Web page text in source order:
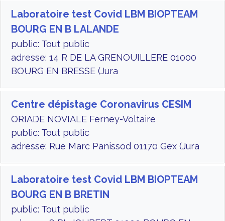
Laboratoire test Covid LBM BIOPTEAM
BOURG EN B LALANDE
public: Tout public
adresse: 14 R DE LA GRENOUILLERE 01000
BOURG EN BRESSE (Jura
Centre dépistage Coronavirus CESIM
ORIADE NOVIALE Ferney-Voltaire
public: Tout public
adresse: Rue Marc Panissod 01170 Gex (Jura
Laboratoire test Covid LBM BIOPTEAM
BOURG EN B BRETIN
public: Tout public